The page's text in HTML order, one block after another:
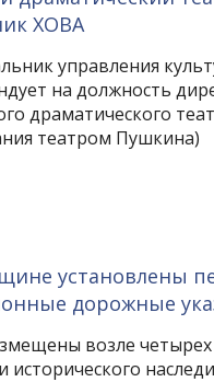
ХОВА
управления
на должность
драматического
театром Пушкина)
установлены
дорожные
возле
исторического